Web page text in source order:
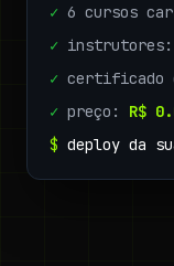
✓ 6 cursos
✓ instrutores:
✓ certificado
✓ preço: R$
$ deploy da